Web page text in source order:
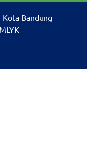
Kota Bandung